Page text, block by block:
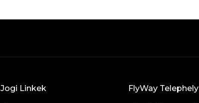
Jogi Linkek FlyWay Telephely